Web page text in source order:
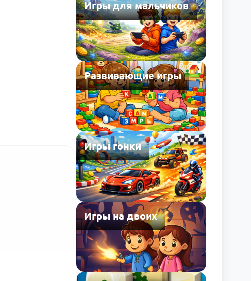
Игры для мальчиков
Развивающие игры
Игры гонки
Игры на двоих